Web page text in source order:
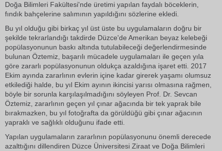
Doğa Bilimleri Fakültesi'nde üretimi yapılan faydalı böceklerin,
fındık bahçelerine salımının yapıldığını sözlerine ekledi.
Bu yıl olduğu gibi birkaç yıl üst üste bu uygulamaların doğru bir
şekilde tekrarlandığı takdirde Düzce'de Amerikan beyaz kelebeği
popülasyonunun baskı altında tutulabileceği değerlendirmesinde
bulunan Öztemiz, başarılı mücadele uygulamaları ile geçen yıla
göre zararlı popülasyonunun oldukça azaldığına işaret etti. 2017
Ekim ayında zararlının evlerin içine kadar girerek yaşamı olumsuz
etkilediği halde, bu yıl Ekim ayının ikincisi yarısı olmasına rağmen,
böyle bir sorunla karşılaşılmadığını söyleyen Prof. Dr. Sevcan
Öztemiz, zararlının geçen yıl çınar ağacında bir tek yaprak bile
bırakmazken, bu yıl fotoğrafta da görüldüğü gibi çınar ağacının
yapraklı ve sağlıklı olduğunu ifade etti.
Yapılan uygulamaların zararlının popülasyonunu önemli derecede
azalttığını dillendiren Düzce Üniversitesi Ziraat ve Doğa Bilimleri